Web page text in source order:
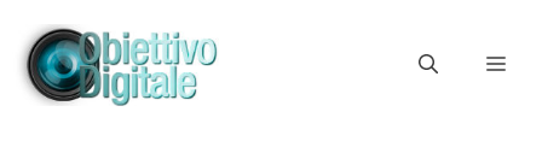
contenuto